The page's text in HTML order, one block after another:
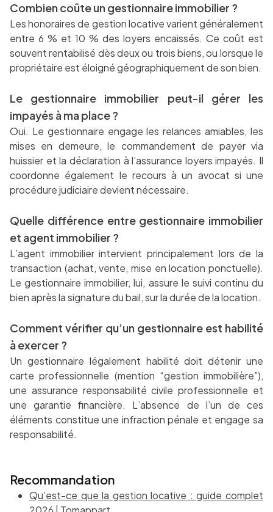
Combien coûte un gestionnaire immobilier ?
Les honoraires de gestion locative varient généralement
entre 6 % et 10 % des loyers encaissés. Ce coût est
souvent rentabilisé dès deux ou trois biens, ou lorsque le
propriétaire est éloigné géographiquement de son bien.
Le gestionnaire immobilier peut-il gérer les
impayés à ma place ?
Oui. Le gestionnaire engage les relances amiables, les
mises en demeure, le commandement de payer via
huissier et la déclaration à l’assurance loyers impayés. Il
coordonne également le recours à un avocat si une
procédure judiciaire devient nécessaire.
Quelle différence entre gestionnaire immobilier
et agent immobilier ?
L’agent immobilier intervient principalement lors de la
transaction (achat, vente, mise en location ponctuelle).
Le gestionnaire immobilier, lui, assure le suivi continu du
bien après la signature du bail, sur la durée de la location.
Comment vérifier qu’un gestionnaire est habilité
à exercer ?
Un gestionnaire légalement habilité doit détenir une
carte professionnelle (mention “gestion immobilière”),
une assurance responsabilité civile professionnelle et
une garantie financière. L’absence de l’un de ces
éléments constitue une infraction pénale et engage sa
responsabilité.
Recommandation
Qu’est-ce que la gestion locative : guide complet